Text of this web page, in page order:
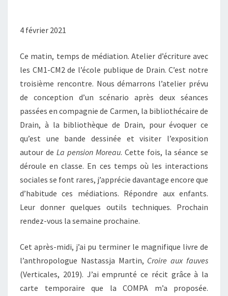
4 février 2021
Ce matin, temps de médiation. Atelier d’écriture avec
les CM1-CM2 de l’école publique de Drain. C’est notre
troisième rencontre. Nous démarrons l’atelier prévu
de conception d’un scénario après deux séances
passées en compagnie de Carmen, la bibliothécaire de
Drain, à la bibliothèque de Drain, pour évoquer ce
qu’est une bande dessinée et visiter l’exposition
autour de La pension Moreau. Cette fois, la séance se
déroule en classe. En ces temps où les interactions
sociales se font rares, j’apprécie davantage encore que
d’habitude ces médiations. Répondre aux enfants.
Leur donner quelques outils techniques. Prochain
rendez-vous la semaine prochaine.
Cet après-midi, j’ai pu terminer le magnifique livre de
l’anthropologue Nastassja Martin, Croire aux fauves
(Verticales, 2019). J’ai emprunté ce récit grâce à la
carte temporaire que la COMPA m’a proposée.